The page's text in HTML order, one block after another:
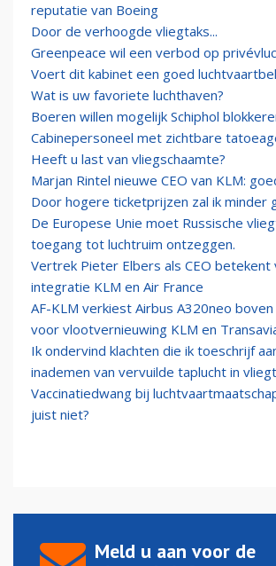
reputatie van Boeing
Door de verhoogde vliegtaks...
Greenpeace wil een verbod op
Voert dit kabinet een goed
Wat is uw favoriete luchthaven?
Boeren willen mogelijk Schiphol
Cabinepersoneel met zichtbare
Heeft u last van vliegschaamte?
Marjan Rintel nieuwe CEO van KLM:
Door hogere ticketprijzen zal ik minder
De Europese Unie moet Russische
toegang tot luchtruim ontzeggen.
Vertrek Pieter Elbers als CEO betekent
integratie KLM en Air France
AF-KLM verkiest Airbus A320neo
voor vlootvernieuwing KLM en
Ik ondervind klachten die ik toeschrijf
inademen van vervuilde taplucht in
Vaccinatiedwang bij
juist niet?
Meld u aan voor de